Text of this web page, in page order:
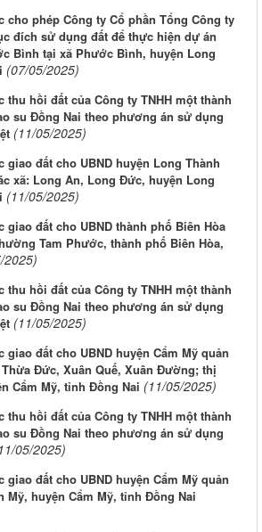
cho phép Công ty Cổ phần Tổng Công ty
đích sử dụng đất để thực hiện dự án
Bình tại xã Phước Bình, huyện Long
(07/05/2025)
thu hồi đất của Công ty TNHH một thành
su Đồng Nai theo phương án sử dụng
(11/05/2025)
giao đất cho UBND huyện Long Thành
xã: Long An, Long Đức, huyện Long
(11/05/2025)
giao đất cho UBND thành phố Biên Hòa
Tam Phước, thành phố Biên Hòa,
2025)
thu hồi đất của Công ty TNHH một thành
su Đồng Nai theo phương án sử dụng
(11/05/2025)
giao đất cho UBND huyện Cẩm Mỹ quản
Đức, Xuân Quế, Xuân Đường; thị
Cẩm Mỹ, tỉnh Đồng Nai (11/05/2025)
thu hồi đất của Công ty TNHH một thành
su Đồng Nai theo phương án sử dụng
05/2025)
giao đất cho UBND huyện Cẩm Mỹ quản
Mỹ, huyện Cẩm Mỹ, tỉnh Đồng Nai